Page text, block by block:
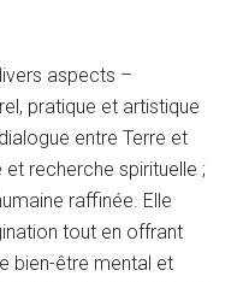
aspects –
pratique et artistique
entre Terre et
recherche spirituelle ;
raffinée. Elle
tout en offrant
bien-être mental et